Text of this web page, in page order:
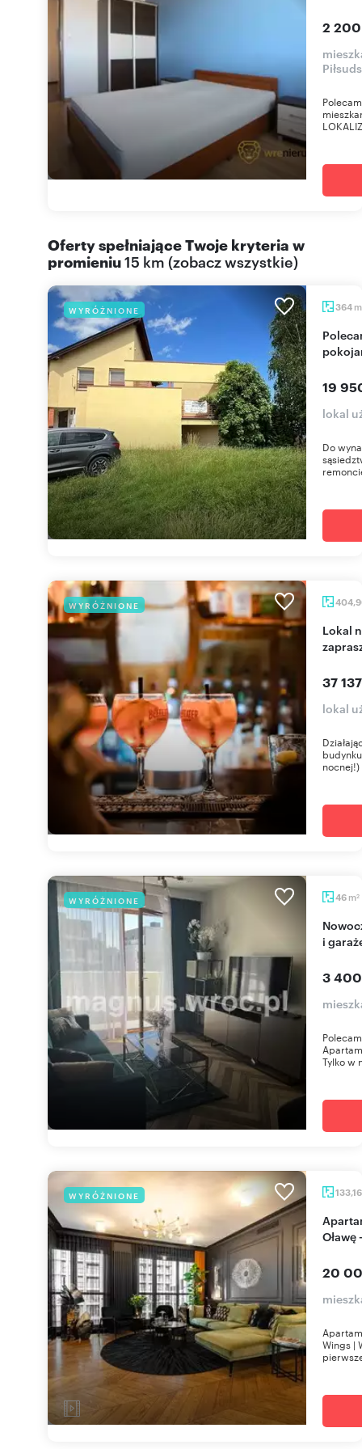
2
Oferty spełniające Twoje kryteria w
promieniu15 km (zobacz wszystkie)
WYRÓŻNIONE 364 m
Polecam nowoczesny obiekt 364 m² z garażami i
19
lokal
Do
WYRÓŻNIONE
Lokal na Rynku z patio, DJ, bar, 78 miejsc -
37
lokal
WYRÓŻNIONE 46 m2
Nowoczesny 2-pokojowy apartament z balkonem
i
3
Tylko w
WYRÓŻNIONE
Apartament premium 133 m² z widokiem na
Oławę
20
Wings |